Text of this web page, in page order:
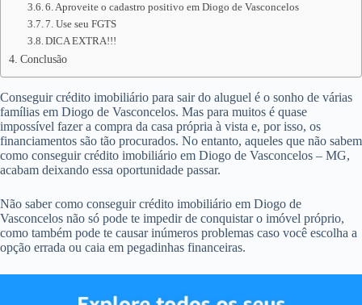
6. Aproveite o cadastro positivo em Diogo de Vasconcelos
7. Use seu FGTS
DICA EXTRA!!!
Conclusão
Conseguir crédito imobiliário para sair do aluguel é o sonho de várias
famílias em Diogo de Vasconcelos. Mas para muitos é quase
impossível fazer a compra da casa própria à vista e, por isso, os
financiamentos são tão procurados. No entanto, aqueles que não sabem
como conseguir crédito imobiliário em Diogo de Vasconcelos – MG,
acabam deixando essa oportunidade passar.
Não saber como conseguir crédito imobiliário em Diogo de
Vasconcelos não só pode te impedir de conquistar o imóvel próprio,
como também pode te causar inúmeros problemas caso você escolha a
opção errada ou caia em pegadinhas financeiras.